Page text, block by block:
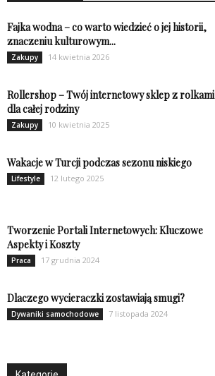
Fajka wodna – co warto wiedzieć o jej historii,
znaczeniu kulturowym...
Zakupy 14 kwietnia 2026
Rollershop – Twój internetowy sklep z rolkami
dla całej rodziny
Zakupy 10 kwietnia 2025
Wakacje w Turcji podczas sezonu niskiego
Lifestyle 12 lutego 2025
Tworzenie Portali Internetowych: Kluczowe
Aspekty i Koszty
Praca 17 grudnia 2024
Dlaczego wycieraczki zostawiają smugi?
Dywaniki samochodowe 7 listopada 2024